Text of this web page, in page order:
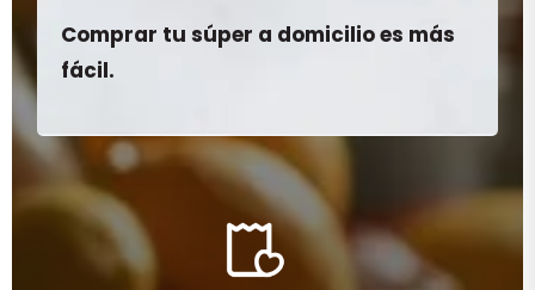
Comprar tu súper a domicilio es más
fácil.